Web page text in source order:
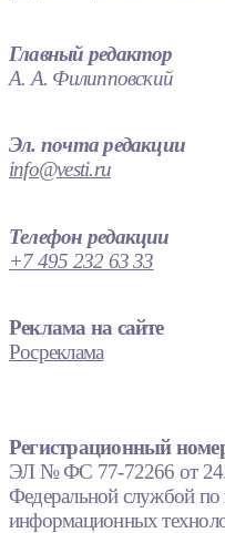
Главный редактор
А. А. Филипповский
Эл. почта редакции
info@vesti.ru
Телефон редакции
+7 495 232 63 33
Реклама на сайте
Росреклама
Регистрационный
ЭЛ № ФС 77-72266 от
Федеральной службой по
информационных